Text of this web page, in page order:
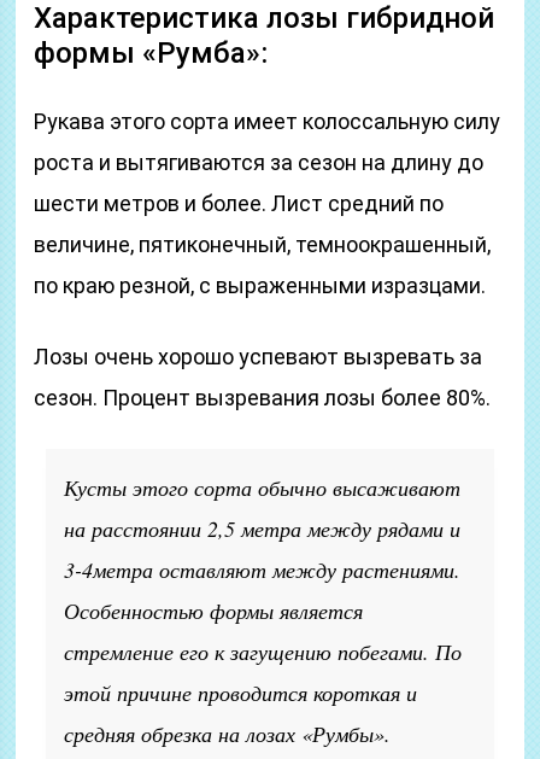
Характеристика лозы гибридной
формы «Румба»:
Рукава этого сорта имеет колоссальную силу
роста и вытягиваются за сезон на длину до
шести метров и более. Лист средний по
величине, пятиконечный, темноокрашенный,
по краю резной, с выраженными изразцами.
Лозы очень хорошо успевают вызревать за
сезон. Процент вызревания лозы более 80%.
Кусты этого сорта обычно высаживают
на расстоянии 2,5 метра между рядами и
3-4метра оставляют между растениями.
Особенностью формы является
стремление его к загущению побегами. По
этой причине проводится короткая и
средняя обрезка на лозах «Румбы».